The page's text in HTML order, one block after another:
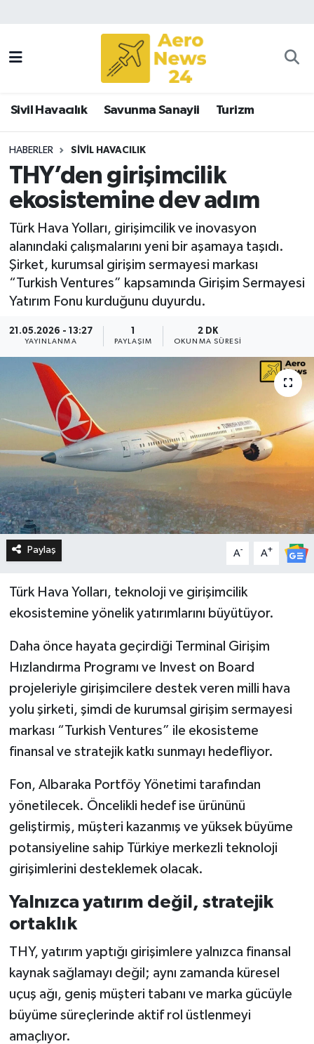
Sivil Havacılık Savunma Sanayii Turizm
HABERLER SIVIL HAVACILIK
THY’den girişimcilik
ekosistemine dev adım
Türk Hava Yolları, girişimcilik ve inovasyon
alanındaki çalışmalarını yeni bir aşamaya taşıdı.
Şirket, kurumsal girişim sermayesi markası
“Turkish Ventures” kapsamında Girişim Sermayesi
Yatırım Fonu kurduğunu duyurdu.
21.05.2026 - 13:27
YAYINLANMA PAYLAŞIM
2 DK
OKUNMA SÜRESI
Paylaş A- A+
Türk Hava Yolları, teknoloji ve girişimcilik
ekosistemine yönelik yatırımlarını büyütüyor.
Daha önce hayata geçirdiği Terminal Girişim
Hızlandırma Programı ve Invest on Board
projeleriyle girişimcilere destek veren milli hava
yolu şirketi, şimdi de kurumsal girişim sermayesi
markası “Turkish Ventures” ile ekosisteme
finansal ve stratejik katkı sunmayı hedefliyor.
Fon, Albaraka Portföy Yönetimi tarafından
yönetilecek. Öncelikli hedef ise ürününü
geliştirmiş, müşteri kazanmış ve yüksek büyüme
potansiyeline sahip Türkiye merkezli teknoloji
girişimlerini desteklemek olacak.
Yalnızca yatırım değil, stratejik
ortaklık
THY, yatırım yaptığı girişimlere yalnızca finansal
kaynak sağlamayı değil; aynı zamanda küresel
uçuş ağı, geniş müşteri tabanı ve marka gücüyle
büyüme süreçlerinde aktif rol üstlenmeyi
amaçlıyor.